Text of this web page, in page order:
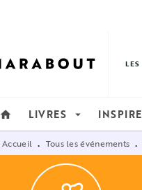
home LIVRES arrow_drop_down
Accueil • Tous les événements •